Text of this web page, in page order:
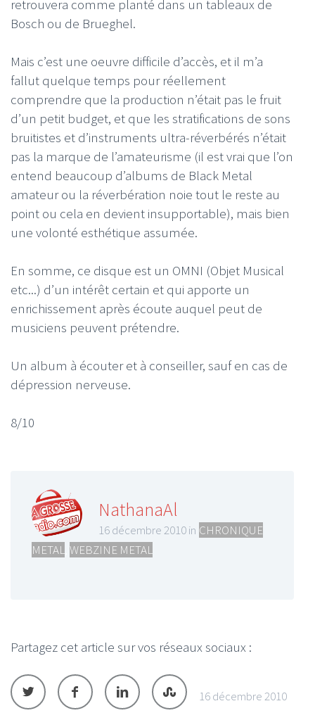
retrouvera comme planté dans un tableaux de
Bosch ou de Brueghel.
Mais c’est une oeuvre difficile d’accès, et il m’a
fallut quelque temps pour réellement
comprendre que la production n’était pas le fruit
d’un petit budget, et que les stratifications de sons
bruitistes et d’instruments ultra-réverbérés n’était
pas la marque de l’amateurisme (il est vrai que l’on
entend beaucoup d’albums de Black Metal
amateur ou la réverbération noie tout le reste au
point ou cela en devient insupportable), mais bien
une volonté esthétique assumée.
En somme, ce disque est un OMNI (Objet Musical
etc...) d’un intérêt certain et qui apporte un
enrichissement après écoute auquel peut de
musiciens peuvent prétendre.
Un album à écouter et à conseiller, sauf en cas de
dépression nerveuse.
8/10
NathanaAl
16 décembre 2010 in CHRONIQUE
METAL WEBZINE METAL
Partagez cet article sur vos réseaux sociaux :
16 décembre 2010